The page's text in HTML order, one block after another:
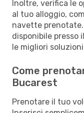
Inoltre, verifica le
al tuo alloggio,
navette prenotate.
disponibile presso
le migliori
Come
Bucarest
Prenotare il tuo